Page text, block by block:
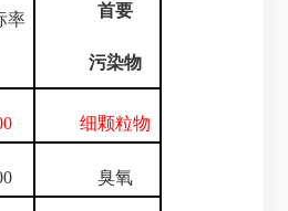
率
首要
污染物
细颗粒物
臭氧